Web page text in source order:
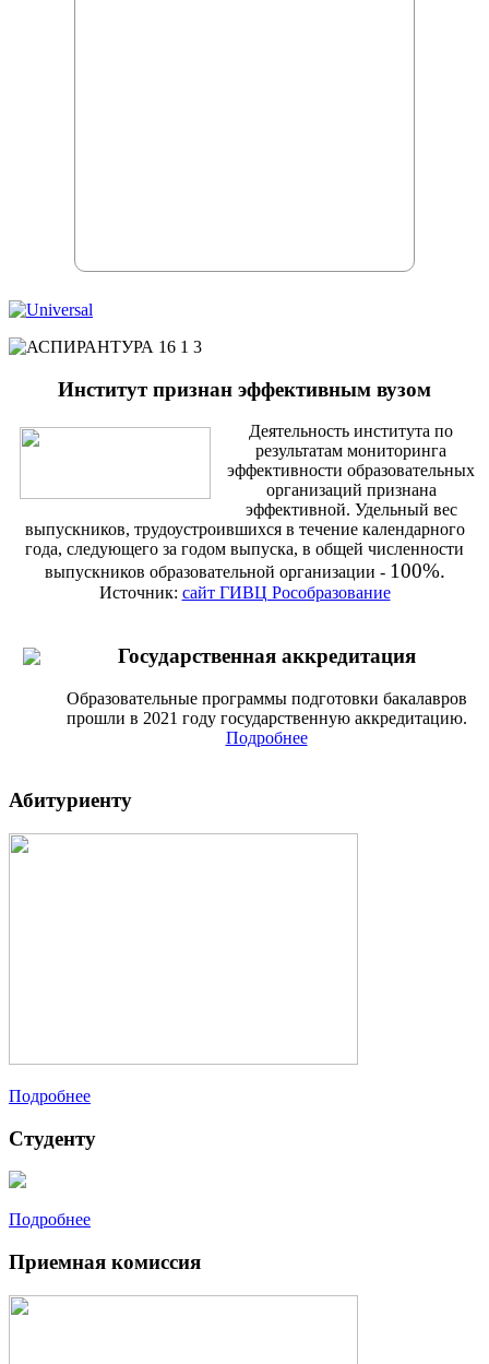
Институт признан эффективным вузом
Деятельность института по
результатам мониторинга
эффективности образовательных
организаций признана
эффективной. Удельный вес
выпускников, трудоустроившихся в течение календарного
года, следующего за годом выпуска, в общей численности
выпускников образовательной организации - 100%.
Источник: сайт ГИВЦ Рособразование
Государственная аккредитация
Образовательные программы подготовки бакалавров
прошли в 2021 году государственную аккредитацию.
Подробнее
Абитуриенту
Подробнее
Студенту
Подробнее
Приемная комиссия